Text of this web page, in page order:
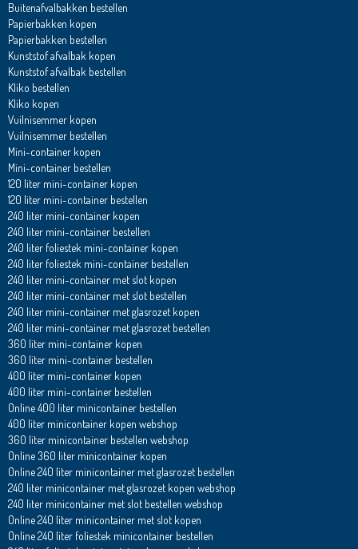
Buitenafvalbakken bestellen
Papierbakken kopen
Papierbakken bestellen
Kunststof afvalbak kopen
Kunststof afvalbak bestellen
Kliko bestellen
Kliko kopen
Vuilnisemmer kopen
Vuilnisemmer bestellen
Mini-container kopen
Mini-container bestellen
120 liter mini-container kopen
120 liter mini-container bestellen
240 liter mini-container kopen
240 liter mini-container bestellen
240 liter foliestek mini-container kopen
240 liter foliestek mini-container bestellen
240 liter mini-container met slot kopen
240 liter mini-container met slot bestellen
240 liter mini-container met glasrozet kopen
240 liter mini-container met glasrozet bestellen
360 liter mini-container kopen
360 liter mini-container bestellen
400 liter mini-container kopen
400 liter mini-container bestellen
Online 400 liter minicontainer bestellen
400 liter minicontainer kopen webshop
360 liter minicontainer bestellen webshop
Online 360 liter minicontainer kopen
Online 240 liter minicontainer met glasrozet bestellen
240 liter minicontainer met glasrozet kopen webshop
240 liter minicontainer met slot bestellen webshop
Online 240 liter minicontainer met slot kopen
Online 240 liter foliestek minicontainer bestellen